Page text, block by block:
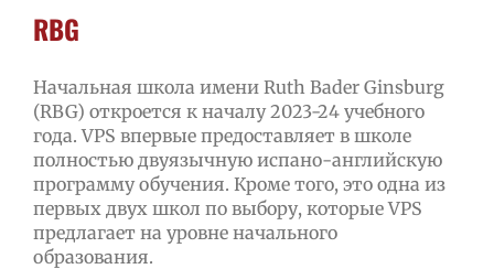
RBG
Начальная школа имени Ruth Bader Ginsburg
(RBG) откроется к началу 2023-24 учебного
года. VPS впервые предоставляет в школе
полностью двуязычную испано-английскую
программу обучения. Кроме того, это одна из
первых двух школ по выбору, которые VPS
предлагает на уровне начального
образования.